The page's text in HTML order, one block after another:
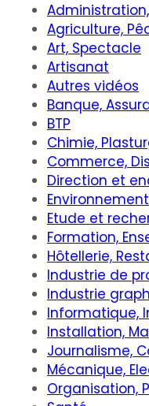
Agriculture,
Art, Spectacle
Artisanat
Autres vidéos
Banque,
BTP
Chimie,
Commerce,
Direction et
Environnement
Etude et
Formation,
Hôtellerie,
Industrie de
Industrie
Informatique,
Installation,
Journalisme,
Mécanique,
Organisation,